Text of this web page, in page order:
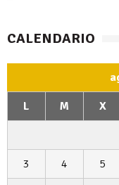
CALENDARIO
L M X
3 4 5